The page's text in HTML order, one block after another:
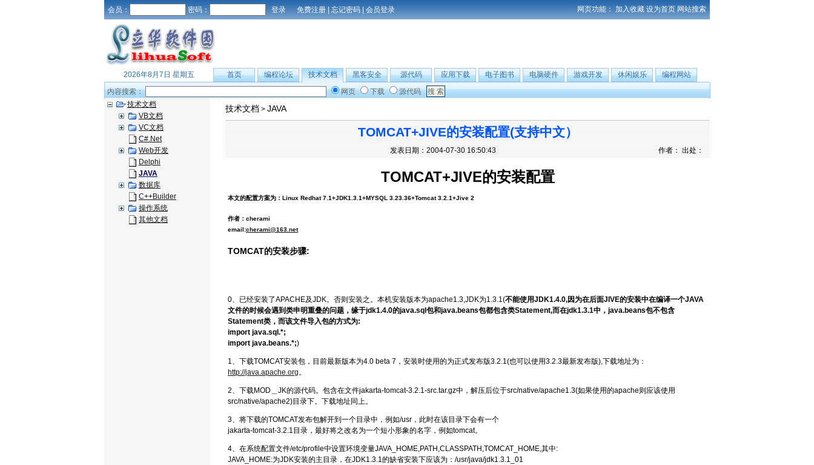
会员： 密码： 免费注册 | 忘记密码 | 会员登录 网页功能： 加入收藏 设为首页 网站搜索
2026年8月7日 星期五 首页 编程论坛 技术文档 黑客安全 源代码 应用下载 电子图书 电脑硬件 游戏开发 休闲娱乐
编程网站
内容搜索：
网页 下载
源代码
技术文档
VB文档
VC文档
C#.Net
Web开发
Delphi
JAVA
数据库
C++Builder
操作系统
其他文档
技术文档 > JAVA
TOMCAT+JIVE的安装配置(支持中文）
发表日期：2004-07-30 16:50:43 作者： 出处：
TOMCAT+JIVE的安装配置
本文的配置方案为：Linux Redhat 7.1+JDK1.3.1+MYSQL 3.23.36+Tomcat 3.2.1+Jive 2
作者：cherami
email:cherami@163.net
TOMCAT的安装步骤:
0、已经安装了APACHE及JDK。否则安装之。本机安装版本为apache1.3,JDK为1.3.1(不能使用JDK1.4.0,因为在后面JIVE的安装中在编译一个JAVA
文件的时候会遇到类申明重叠的问题，缘于jdk1.4.0的java.sql包和java.beans包都包含类Statement,而在jdk1.3.1中，java.beans包不包含
Statement类，而该文件导入包的方式为:
import java.sql.*;
import java.beans.*;)
1、下载TOMCAT安装包，目前最新版本为4.0 beta 7，安装时使用的为正式发布版3.2.1(也可以使用3.2.3最新发布版),下载地址为：
http://java.apache.org。
2、下载MOD＿JK的源代码。包含在文件jakarta-tomcat-3.2.1-src.tar.gz中，解压后位于src/native/apache1.3(如果使用的apache则应该使用
src/native/apache2)目录下。下载地址同上。
3、将下载的TOMCAT发布包解开到一个目录中，例如/usr，此时在该目录下会有一个
jakarta-tomcat-3.2.1目录，最好将之改名为一个短小形象的名字，例如tomcat。
4、在系统配置文件/etc/profile中设置环境变量JAVA_HOME,PATH,CLASSPATH,TOMCAT_HOME,其中:
JAVA_HOME:为JDK安装的主目录，在JDK1.3.1的缺省安装下应该为：/usr/java/jdk1.3.1_01